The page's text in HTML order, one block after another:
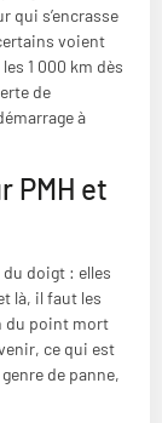
qui s’encrasse
voient
1 000 km dès
de
à
PMH et
doigt : elles
là, il faut les
du point mort
ce qui est
de panne,